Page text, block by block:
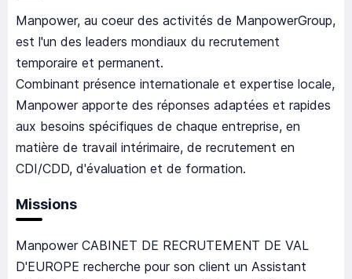
Manpower, au coeur des activités de ManpowerGroup,
est l'un des leaders mondiaux du recrutement
temporaire et permanent.
Combinant présence internationale et expertise locale,
Manpower apporte des réponses adaptées et rapides
aux besoins spécifiques de chaque entreprise, en
matière de travail intérimaire, de recrutement en
CDI/CDD, d'évaluation et de formation.
Missions
Manpower CABINET DE RECRUTEMENT DE VAL
D'EUROPE recherche pour son client un Assistant